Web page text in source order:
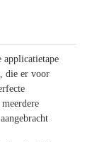
applicatietape
die er voor